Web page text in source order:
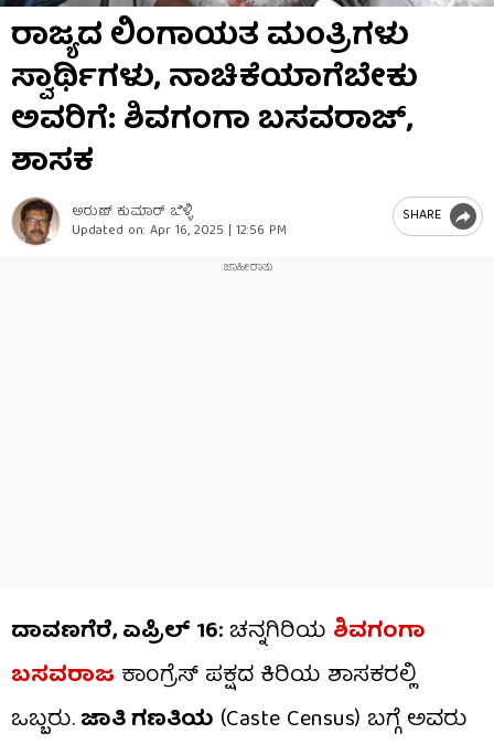
seconds
minutes,
seconds
ರಾಜ್ಯದ ಲಿಂಗಾಯತ ಮಂತ್ರಿಗಳು
ಸ್ವಾರ್ಥಿಗಳು, ನಾಚಿಕೆಯಾಗೆಬೇಕು
ಅವರಿಗೆ: ಶಿವಗಂಗಾ ಬಸವರಾಜ್,
ಶಾಸಕ
ಅರುಣ್​ ಕುಮಾರ್​ ಬೆಳ್ಳಿ
Updated on: Apr 16, 2025 | 12:56 PM
SHARE
ದಾವಣಗೆರೆ, ಏಪ್ರಿಲ್ 16: ಚನ್ನಗಿರಿಯ ಶಿವಗಂಗಾ
ಬಸವರಾಜ ಕಾಂಗ್ರೆಸ್ ಪಕ್ಷದ ಕಿರಿಯ ಶಾಸಕರಲ್ಲಿ
ಒಬ್ಬರು.ಜಾತಿ ಗಣತಿಯ (Caste Census) ಬಗ್ಗೆ ಅವರು